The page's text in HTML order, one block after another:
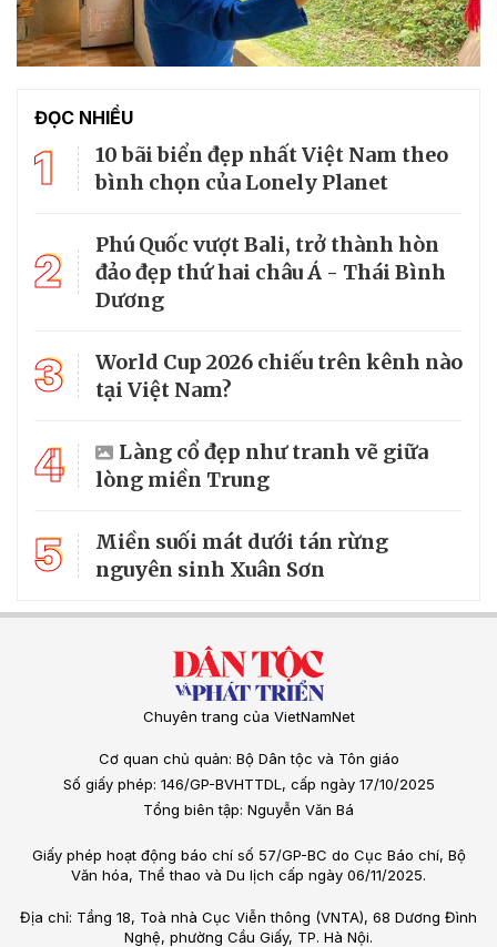
ĐỌC NHIỀU
1
10 bãi biển đẹp nhất Việt Nam theo
bình chọn của Lonely Planet
2
Phú Quốc vượt Bali, trở thành hòn
đảo đẹp thứ hai châu Á - Thái Bình
Dương
3
World Cup 2026 chiếu trên kênh nào
tại Việt Nam?
4
Làng cổ đẹp như tranh vẽ giữa
lòng miền Trung
5
Miền suối mát dưới tán rừng
nguyên sinh Xuân Sơn
Chuyên trang của VietNamNet
Cơ quan chủ quản: Bộ Dân tộc và Tôn giáo
Số giấy phép: 146/GP-BVHTTDL, cấp ngày 17/10/2025
Tổng biên tập: Nguyễn Văn Bá
Giấy phép hoạt động báo chí số 57/GP-BC do Cục Báo chí, Bộ
Văn hóa, Thể thao và Du lịch cấp ngày 06/11/2025.
Địa chỉ: Tầng 18, Toà nhà Cục Viễn thông (VNTA), 68 Dương Đình
Nghệ, phường Cầu Giấy, TP. Hà Nội.